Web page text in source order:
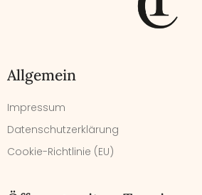
Allgemein
Impressum
Datenschutzerklärung
Cookie-Richtlinie (EU)